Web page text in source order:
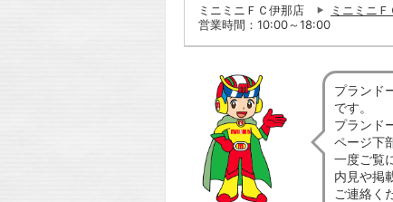
ミニミニＦＣ伊那店
ミニミニ
営業時間：10:00～18:00
プランド
です。
プランド
ページ下
一度ご覧
内見や掲
ご連絡く